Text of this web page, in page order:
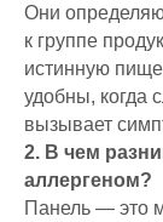
Они
к группе
истинную
удобны, когда
вызывает
2. В чем
аллергеном?
Панель — это